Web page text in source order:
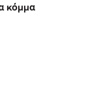
κόμμα